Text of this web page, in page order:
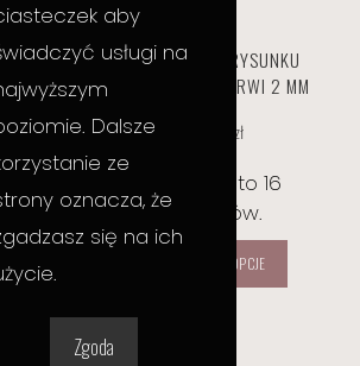
5 ML
zł
KREDKA DO RYSUNKU
WSTĘPNEGO BRWI 2 MM
zł
Earn up to 16
punktów.
WYBIERZ OPCJE
aby
usługi na
Dalsze
ze
oznacza, że
się na ich
Zgoda